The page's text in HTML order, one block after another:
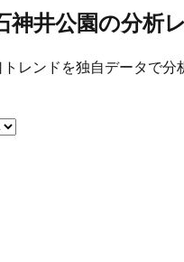
神井公園の分析
レンドを独自データで分